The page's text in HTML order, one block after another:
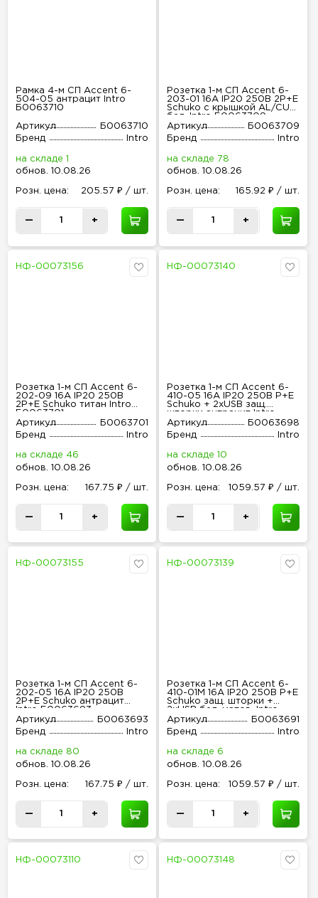
Рамка 4-м СП Accent 6-
504-05 антрацит Intro
Б0063710
Артикул
Б0063710
Бренд
Intro
на складе 1
обнов
10.08.26
Розн. цена: 205.57 ₽ / шт.
— +
Розетка 1-м СП Accent 6-
203-01 16А IP20 250В 2P+E
Schuko с крышкой AL/CU
бел. Intro Б0063709
Артикул
Б0063709
Бренд
Intro
на складе 78
обнов
10.08.26
Розн. цена: 165.92 ₽ / шт.
— +
НФ-00073156
Розетка 1-м СП Accent 6-
202-09 16А IP20 250В
2P+E Schuko титан Intro
Б0063701
Артикул
Б0063701
Бренд
Intro
на складе 46
обнов
10.08.26
Розн цена: 167.75 ₽ / шт.
— +
НФ-00073140
Розетка 1-м СП Accent 6-
410-05 16А IP20 250В P+E
Schuko + 2хUSB защ.
шторки антрацит Intro
Б0063698
Артикул
Б0063698
Бренд
Intro
на складе 10
обнов
10.08.26
Розн цена: 1059.57 ₽ / шт.
— +
НФ-00073155
Розетка 1-м СП Accent 6-
202-05 16А IP20 250В
2P+E Schuko антрацит
Intro Б0063693
Артикул
Б0063693
Бренд
Intro
на складе 80
обнов
10.08.26
Розн цена: 167.75 ₽ / шт.
— +
НФ-00073139
Розетка 1-м СП Accent 6-
410-01М 16А IP20 250В P+E
Schuko защ. шторки +
2хUSB бел. матов. Intro
Б0063691
Артикул
Б0063691
Бренд
Intro
на складе 6
обнов
10.08.26
Розн цена: 1059.57 ₽ / шт.
— +
НФ-00073110 НФ-00073148